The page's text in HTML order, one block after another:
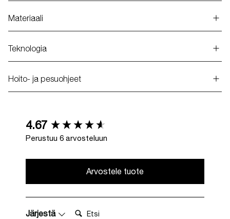
Materiaali
Teknologia
Hoito- ja pesuohjeet
4.67
Perustuu 6 arvosteluun
Arvostele tuote
Järjestä
Etsi:
New content loaded